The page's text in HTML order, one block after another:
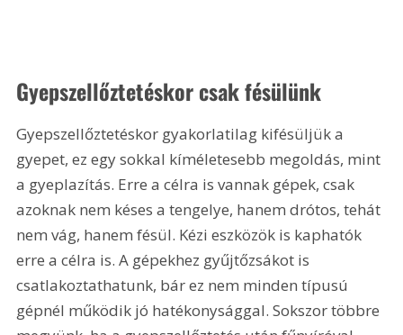
Gyepszellőztetéskor csak fésülünk
Gyepszellőztetéskor gyakorlatilag kifésüljük a
gyepet, ez egy sokkal kíméletesebb megoldás, mint
a gyeplazítás. Erre a célra is vannak gépek, csak
azoknak nem késes a tengelye, hanem drótos, tehát
nem vág, hanem fésül. Kézi eszközök is kaphatók
erre a célra is. A gépekhez gyűjtőzsákot is
csatlakoztathatunk, bár ez nem minden típusú
gépnél működik jó hatékonysággal. Sokszor többre